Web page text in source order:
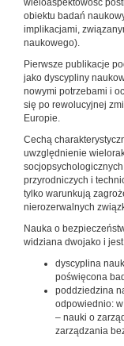
wieloaspektowość
obiektu badań
implikacjami,
naukowego).
Pierwsze publikacje
jako dyscypliny
nowymi potrzebami i
się po rewolucyjnej
Europie.
Cechą
uwzględnienie
przyrodniczych i
tylko warunkują
nierozerwalnych
Nauka o
widziana dwojako i
dyscyplina
poświęcona
poddziedzina
odpowiednio:
– nauki o
zarządzania